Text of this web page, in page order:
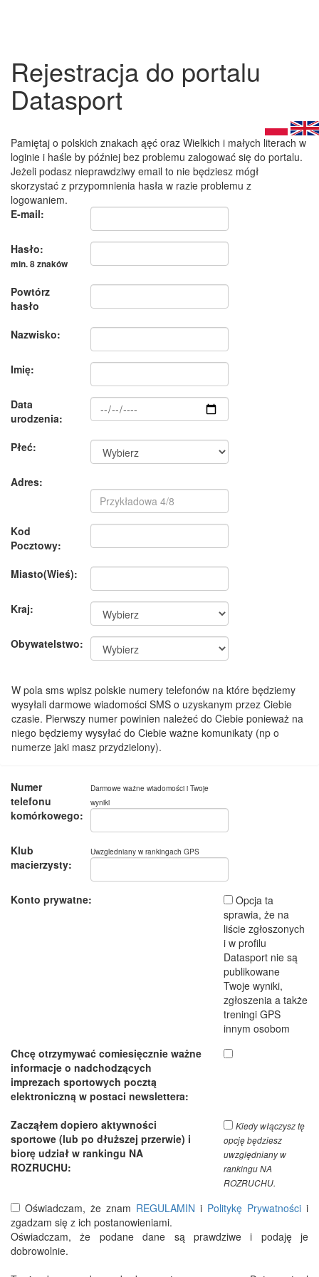
Rejestracja do portalu
Datasport
Pamiętaj o polskich znakach ąęć oraz Wielkich i małych literach w
loginie i haśle by później bez problemu zalogować się do portalu.
Jeżeli podasz nieprawdziwy email to nie będziesz mógł
skorzystać z przypomnienia hasła w razie problemu z
logowaniem.
E-mail:
Hasło:
min. 8 znaków
Powtórz
hasło
Nazwisko:
Imię:
Data
urodzenia:
Płeć:
Adres:
Kod
Pocztowy:
Miasto(Wieś):
Kraj:
Obywatelstwo:
W pola sms wpisz polskie numery telefonów na które będziemy
wysyłali darmowe wiadomości SMS o uzyskanym przez Ciebie
czasie. Pierwszy numer powinien należeć do Ciebie ponieważ na
niego będziemy wysyłać do Ciebie ważne komunikaty (np o
numerze jaki masz przydzielony).
Numer
telefonu
komórkowego:
Darmowe ważne wiadomości i Twoje
wyniki
Klub
macierzysty:
Uwzgledniany w rankingach GPS
Konto prywatne:
Opcja ta
sprawia, że na
liście zgłoszonych
i w profilu
Datasport nie są
publikowane
Twoje wyniki,
zgłoszenia a także
treningi GPS
innym osobom
Chcę otrzymywać comiesięcznie ważne
informacje o nadchodzących
imprezach sportowych pocztą
elektroniczną w postaci newslettera:
Zacząłem dopiero aktywności
sportowe (lub po dłuższej przerwie) i
biorę udział w rankingu NA
ROZRUCHU:
Kiedy włączysz tę
opcję będziesz
uwzględniany w
rankingu NA
ROZRUCHU.
Oświadczam, że znam REGULAMIN i Politykę Prywatności i
zgadzam się z ich postanowieniami.
Oświadczam, że podane dane są prawdziwe i podaję je
dobrowolnie.